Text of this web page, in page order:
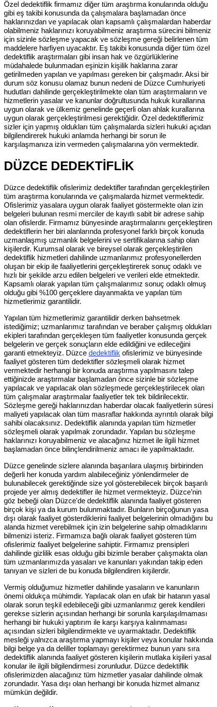
Özel dedektiflik firmamız diğer tüm araştırma konularında olduğu
gibi eş takibi konusunda da çalışmalara başlamadan önce
haklarınızdan ve yapılacak olan kapsamlı çalışmalardan haberdar
olabilmeniz haklarınızı koruyabilmeniz araştırma sürecini bilmeniz
için sizinle sözleşme yapacak ve sözleşme gereği belirlenen tüm
maddelere harfiyen uyacaktır. Eş takibi konusunda diğer tüm özel
dedektiflik araştırmaları gibi insan hak ve özgürlüklerine
müdahalede bulunmadan eşinizin kişilik haklarına zarar
getirilmeden yapılan ve yapılması gereken bir çalışmadır. Aksi bir
durum söz konusu olamaz bunun nedeni de Düzce Cumhuriyeti
hudutları dahilinde gerçekleştirilmekte olan tüm araştırmaların ve
hizmetlerin yasalar ve kanunlar doğrultusunda hukuk kurallarına
uygun olarak ve ülkemiz genelinde geçerli olan ahlak kurallarına
uygun olarak gerçekleştirilmesi gerektiğidir. Özel dedektiflerimiz
sizler için yapmış oldukları tüm çalışmalarda sizleri hukuki açıdan
bilgilendirerek hukuki anlamda herhangi bir sorun ile
karşılaşmanıza izin vermeden çalışmalarına yön vermektedir.
DÜZCE DEDEKTİFLİK
Düzce dedektiflik ofislerimiz dedektifler tarafından gerçekleştirilen
tüm araştırma konularında ve çalışmalarda hizmet vermektedir.
Ofislerimiz yasalara uygun olarak faaliyet göstermekte olan izin
belgeleri bulunan resmi merciler de kayıtlı sabit bir adrese sahip
olan ofislerdir. Firmamız bünyesinde araştırmalarını gerçekleştiren
dedektiflerin her biri alanlarında profesyonel farklı birçok konuda
uzmanlaşmış uzmanlık belgelerini ve sertifikalarına sahip olan
kişilerdir. Kurumsal olarak ve bireysel olarak gerçekleştirilen
dedektiflik hizmetleri dahilinde uzmanlarımız profesyonellerden
oluşan bir ekip ile faaliyetlerini gerçekleştirerek sonuç odaklı ve
hızlı bir şekilde arzu edilen belgeleri ve verileri elde etmektedir.
Kapsamlı olarak yapılan tüm çalışmalarımız sonuç odaklı olmuş
olduğu gibi %100 gerçeklere dayanmakta ve yapılan tüm
hizmetlerimiz garantilidir.
Yapılan tüm hizmetlerimiz garantilidir derken bahsetmek
istediğimiz; uzmanlarımız tarafından ve beraber çalışmış oldukları
ekipleri tarafından gerçekleşen tüm faaliyetler konusunda gerçek
belgelerin ve gerçek sonuçların elde edildiğini ve edileceğini
garanti etmekteyiz. Düzce dedektiflik ofislerimiz ve bünyesinde
faaliyet gösteren tüm dedektifler sözleşmeli olarak hizmet
vermektedir herhangi bir konuda araştırma yapılmasını talep
ettiğinizde araştırmalar başlamadan önce sizinle bir sözleşme
yapılacak ve yapılacak olan sözleşmede gerçekleştirilecek olan
tüm çalışmalar araştırmalar faaliyetler tek tek bildirilecektir.
Sözleşme gereği haklarınızdan haberdar olacak faaliyetlerin süresi
maliyeti yapılacak olan tüm masraflar hakkında ayrıntılı olarak bilgi
sahibi olacaksınız. Dedektiflik alanında yapılan tüm hizmetler
sözleşmeli olarak yapılmak zorundadır. Yapılan bu sözleşme
haklarınızı koruyabilmeniz ve alacağınız hizmet ile ilgili hizmet
başlamadan önce bilinçlendirilmeniz amacı ile yapılmaktadır.
Düzce genelinde sizlere alanında başarılara ulaşmış birbirinden
değerli her konuda yardım alabileceğiniz yönlendirmeler de
bulunabilecek gerektiğinde size yol gösterebilecek birçok başarılı
projede yer almış dedektifler ile hizmet vermekteyiz. Düzce’nin
göz bebeği olan Düzce'de dedektiflik alanında faaliyet gösteren
birçok kişi ya da kurum bulunmaktadır. Bunların birçoğunun yasa
dışı olarak faaliyet gösterdiklerini faaliyet belgelerinin olmadığını bu
alanda hizmet verebilmek için izin belgelerine sahip olmadıklarını
bilmenizi isteriz. Firmamıza bağlı olarak faaliyet gösteren tüm
ofislerimiz faaliyet belgelerine sahiptir. Firmamız prensipleri
dahilinde gizlilik esas olduğu gibi bizimle beraber çalışmakta olan
tüm uzmanlarımızda yasaları ve kanunları yakından takip eden
tanıyan ve sizleri de bu konuda bilgilendiren kişilerdir.
Vermiş olduğumuz hizmetler dahilinde yasaların ve kanunların
önemi oldukça mühimdir. Yapılacak olan en ufak bir hatanın yasal
olarak sorun teşkil edebileceği gibi uzmanlarımız gerek kendileri
gerekse sizlerin açısından herhangi bir sorunla karşılaşılmaması
herhangi bir hukuki yaptırım ile karşı karşıya kalınmaması
açısından sizleri bilgilendirmekte ve uyarmaktadır. Dedektiflik
mesleği yalnızca araştırma yapmayı kişiler veya konular hakkında
bilgi belge ya da deliller toplamayı gerektirmez bunun yanı sıra
dedektiflik alanında faaliyet gösteren kişilerin mutlaka kişileri yasal
konular ile ilgili bilgilendirmesi zorunludur. Düzce dedektiflik
ofislerimizden alacağınız tüm hizmetler yasalar dahilinde olmak
zorundadır. Yasa dışı olan herhangi bir konuda hizmet almanız
mümkün değildir.